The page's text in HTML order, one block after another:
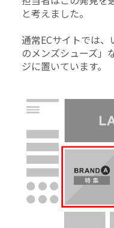
と考えました。
通常ECサイトでは
のメンズシューズ」
ジに置いています。